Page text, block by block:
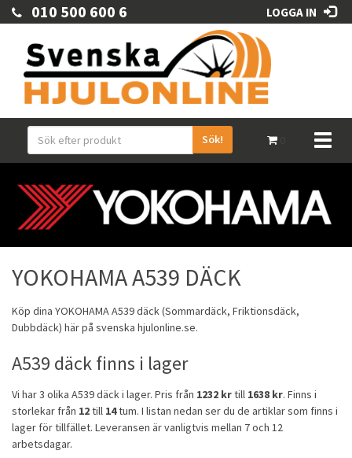
010 500 600 6 LOGGA IN
Sök!
YOKOHAMA A539 DÄCK
Köp dina YOKOHAMAA539 däck (Sommardäck, Friktionsdäck,
Dubbdäck) här på svenska hjulonline.se.
A539 däck finns i lager
Vi har 3 olika A539 däck i lager. Pris från 1232 krtill 1638 kr. Finns i
storlekar från 12till 14tum. I listan nedan ser du de artiklar som finns i
lager för tillfället. Leveransen är vanligtvis mellan 7 och 12
arbetsdagar.